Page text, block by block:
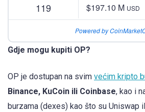
119 $197.10 M USD
Powered by
Gdje mogu kupiti OP?
OP je dostupan na svim većim kripto
Binance, KuCoin ili Coinbase, kao i
burzama (dexes) kao što su Uniswap